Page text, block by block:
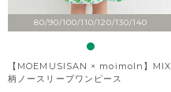
80/90/100/110/120/130/140
【MOEMUSISAN × moimoln】MIX
柄ノースリーブワンピース